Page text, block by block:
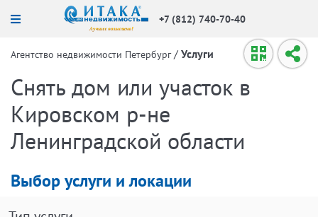
+7 (812) 740-70-40
Агентство недвижимости Петербург / Услуги
Снять дом или участок в
Кировском р-не
Ленинградской области
Выбор услуги и локации